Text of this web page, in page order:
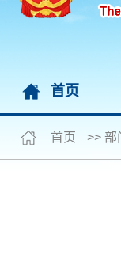
首页
首页 >> 部